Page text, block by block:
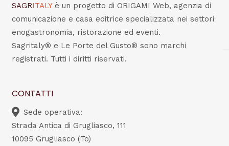
SAGRITALY è un progetto di ORIGAMI Web, agenzia di
comunicazione e casa editrice specializzata nei settori
enogastronomia, ristorazione ed eventi.
Sagritaly® e Le Porte del Gusto® sono marchi
registrati. Tutti i diritti riservati.
CONTATTI
Sede operativa:
Strada Antica di Grugliasco, 111
10095 Grugliasco (To)